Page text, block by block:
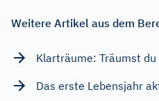
Weitere Artikel aus dem
Klarträume: Träumst
Das erste Lebensjahr